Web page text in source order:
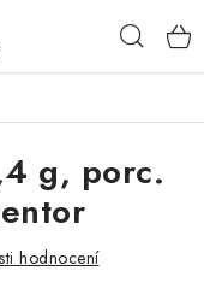
g, porc.
hodnocení